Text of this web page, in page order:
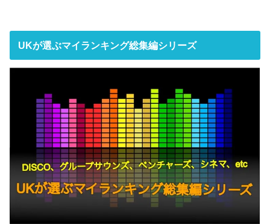
UKが選ぶマイランキング総集編シリーズ